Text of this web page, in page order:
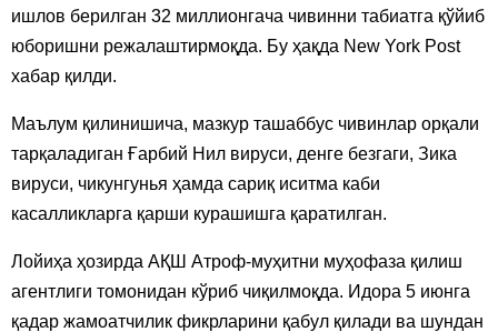
ишлов берилган 32 миллионгача чивинни табиатга қўйиб
юборишни режалаштирмоқда. Бу ҳақда New York Post
хабар қилди.
Маълум қилинишича, мазкур ташаббус чивинлар орқали
тарқаладиган Ғарбий Нил вируси, денге безгаги, Зика
вируси, чикунгунья ҳамда сариқ иситма каби
касалликларга қарши курашишга қаратилган.
Лойиҳа ҳозирда АҚШ Атроф-муҳитни муҳофаза қилиш
агентлиги томонидан кўриб чиқилмоқда. Идора 5 июнга
қадар жамоатчилик фикрларини қабул қилади ва шундан